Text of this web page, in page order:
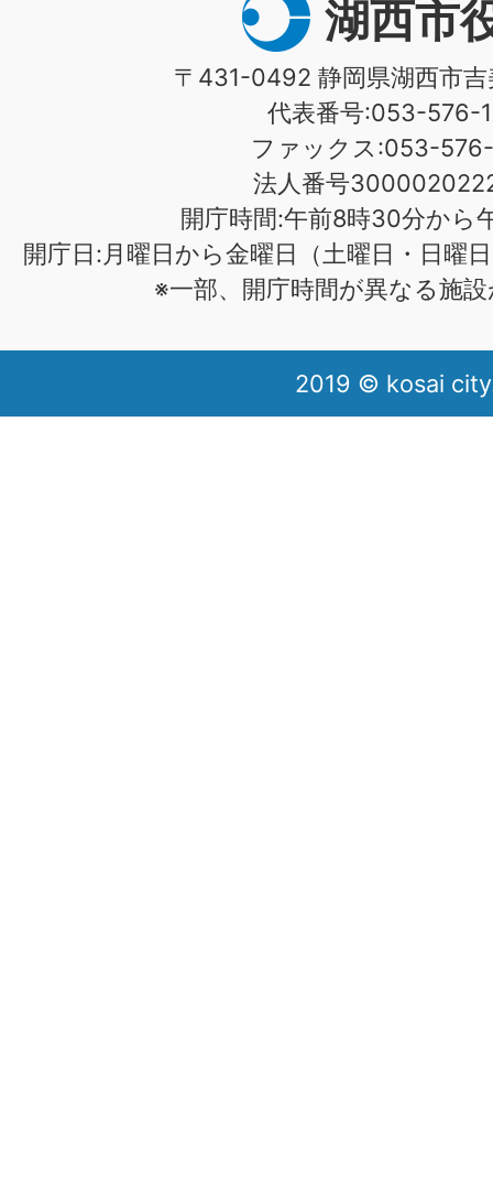
湖西市
〒431-0492 静岡県湖西市
代表番号:053-576-
ファックス:053-576-
法人番号
開庁時間:午前8時30分から
開庁日:月曜日から金曜日（土曜日・日曜
※一部、開庁時間が異なる施
2019 © kosai